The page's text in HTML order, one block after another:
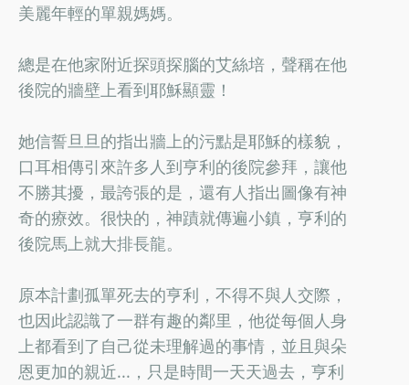
美麗年輕的單親媽媽。
總是在他家附近探頭探腦的艾絲培，聲稱在他
後院的牆壁上看到耶穌顯靈！
她信誓旦旦的指出牆上的污點是耶穌的樣貌，
口耳相傳引來許多人到亨利的後院參拜，讓他
不勝其擾，最誇張的是，還有人指出圖像有神
奇的療效。很快的，神蹟就傳遍小鎮，亨利的
後院馬上就大排長龍。
原本計劃孤單死去的亨利，不得不與人交際，
也因此認識了一群有趣的鄰里，他從每個人身
上都看到了自己從未理解過的事情，並且與朵
恩更加的親近...，只是時間一天天過去，亨利